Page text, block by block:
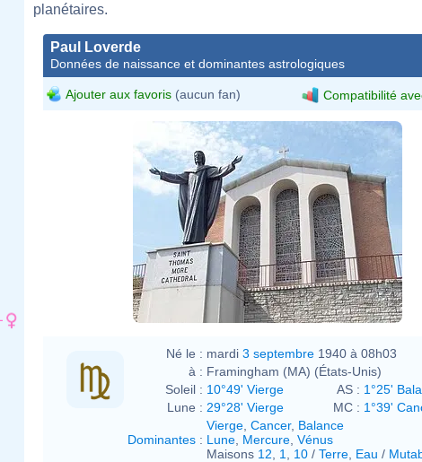
planétaires.
Paul Loverde
Données de naissance et dominantes astrologiques
Ajouter aux favoris (aucun fan) Compatibilité
Né le : mardi 3 septembre 1940 à 08h03
à : Framingham (MA) (États-Unis)
Soleil : 10°49' Vierge AS : 1°25'
Lune : 29°28' Vierge MC : 1°39'
Dominantes :
Vierge Cancer, Balance
Lune Mercure Vénus
Maisons 12 1 10 / Terre Eau /